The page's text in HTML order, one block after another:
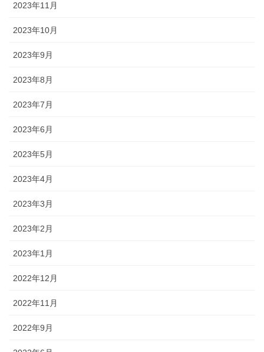
2023年11月
2023年10月
2023年9月
2023年8月
2023年7月
2023年6月
2023年5月
2023年4月
2023年3月
2023年2月
2023年1月
2022年12月
2022年11月
2022年9月